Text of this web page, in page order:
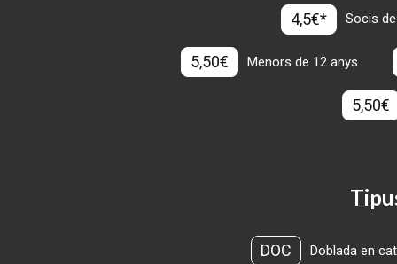
4,5€* Socis
5,50€ Menors de 12 anys
5,50€
DOC Doblada en